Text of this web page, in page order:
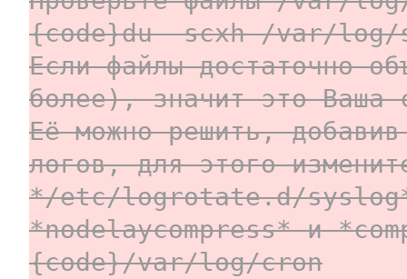
{code}du -scxh /var/log/
Если файлы достаточно
более), значит это Ваша
Её можно решить,
логов, для этого
*/etc/logrotate.d/syslog*,
*nodelaycompress* и
{code}/var/log/cron